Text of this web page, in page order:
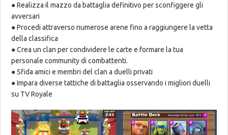
● Realizza il mazzo da battaglia definitivo per sconfiggere gli
avversari
● Procedi attraverso numerose arene fino a raggiungere la vetta
della classifica
● Crea un clan per condividere le carte e formare la tua
personale community di combattenti.
● Sfida amici e membri del clan a duelli privati
● Impara diverse tattiche di battaglia osservando i migliori duelli
su TV Royale